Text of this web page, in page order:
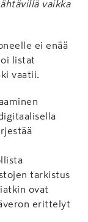
vaikka
ei enää
listat
vaatii.
tarkistus
ovat
erittelyt